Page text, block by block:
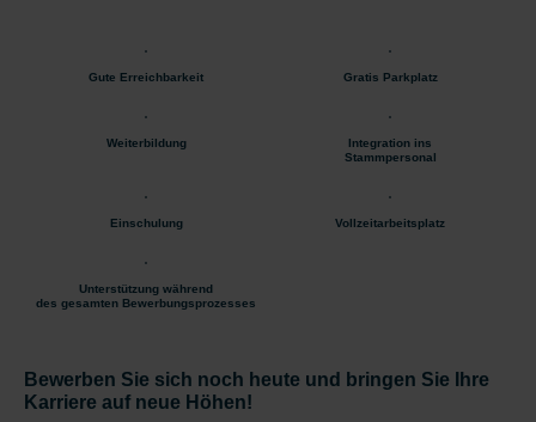
Gute Erreichbarkeit Gratis Parkplatz
Weiterbildung
Integration ins
Stammpersonal
Einschulung Vollzeitarbeitsplatz
Unterstützung während
des gesamten Bewerbungsprozesses
Bewerben Sie sich noch heute und bringen Sie Ihre
Karriere auf neue Höhen!